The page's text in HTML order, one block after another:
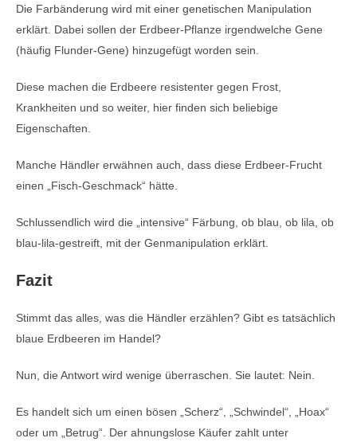
Die Farbänderung wird mit einer genetischen Manipulation
erklärt. Dabei sollen der Erdbeer-Pflanze irgendwelche Gene
(häufig Flunder-Gene) hinzugefügt worden sein.
Diese machen die Erdbeere resistenter gegen Frost,
Krankheiten und so weiter, hier finden sich beliebige
Eigenschaften.
Manche Händler erwähnen auch, dass diese Erdbeer-Frucht
einen „Fisch-Geschmack“ hätte.
Schlussendlich wird die „intensive“ Färbung, ob blau, ob lila, ob
blau-lila-gestreift, mit der Genmanipulation erklärt.
Fazit
Stimmt das alles, was die Händler erzählen? Gibt es tatsächlich
blaue Erdbeeren im Handel?
Nun, die Antwort wird wenige überraschen. Sie lautet: Nein.
Es handelt sich um einen bösen „Scherz“, „Schwindel“, „Hoax“
oder um „Betrug“. Der ahnungslose Käufer zahlt unter